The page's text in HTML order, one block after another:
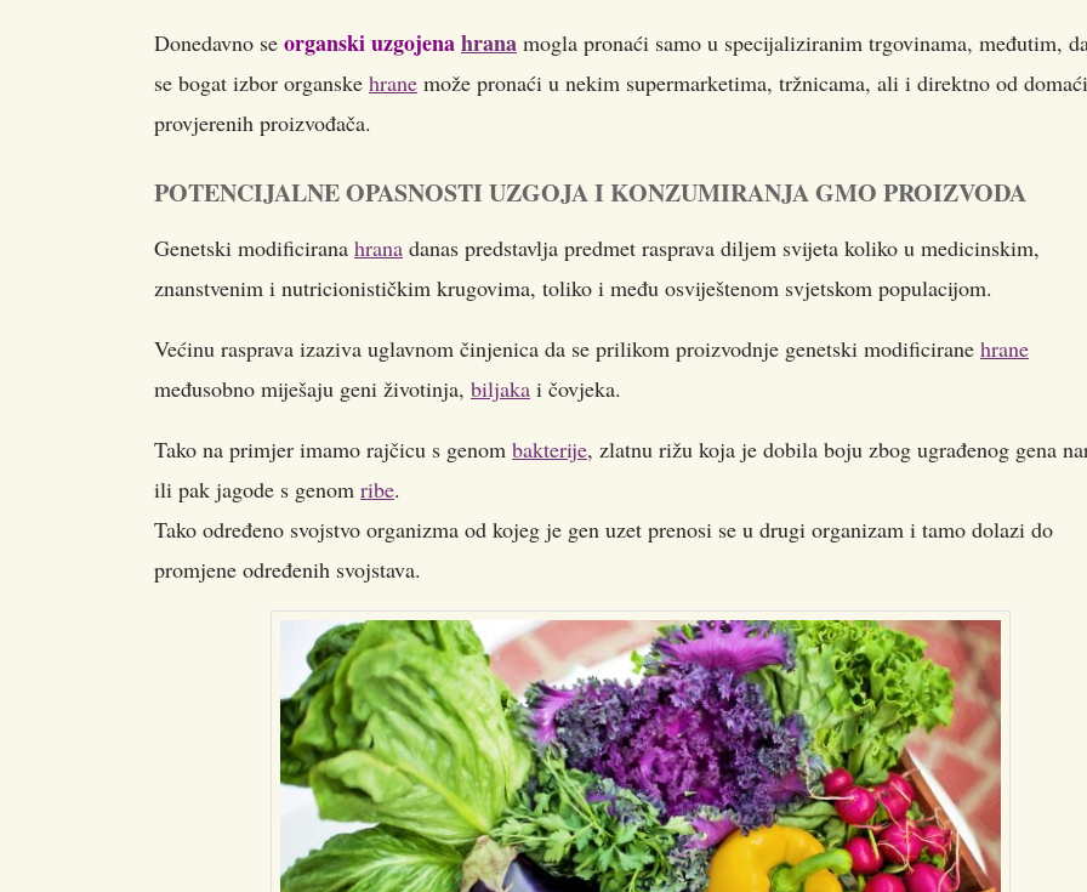
Donedavno se organski uzgojenahrana mogla pronaći samo u specijaliziranim trgovinama, međutim,
se bogat izbor organske hrane može pronaći u nekim supermarketima, tržnicama, ali i direktno od
provjerenih proizvođača.
POTENCIJALNE OPASNOSTI UZGOJA I KONZUMIRANJA GMO PROIZVODA
Genetski modificirana hrana danas predstavlja predmet rasprava diljem svijeta koliko u medicinskim,
znanstvenim i nutricionističkim krugovima, toliko i među osviještenom svjetskom populacijom.
Većinu rasprava izaziva uglavnom činjenica da se prilikom proizvodnje genetski modificirane hrane
međusobno miješaju geni životinja, biljaka i čovjeka.
Tako na primjer imamo rajčicu s genom bakterije, zlatnu rižu koja je dobila boju zbog ugrađenog gena
ili pak jagode s genom ribe.
Tako određeno svojstvo organizma od kojeg je gen uzet prenosi se u drugi organizam i tamo dolazi do
promjene određenih svojstava.